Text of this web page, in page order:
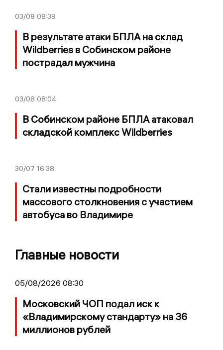
03/08 08:39
В результате атаки БПЛА на склад
Wildberries в Собинском районе
пострадал мужчина
03/08 08:04
В Собинском районе БПЛА атаковал
складской комплекс Wildberries
30/07 16:38
Стали известны подробности
массового столкновения с участием
автобуса во Владимире
Главные новости
05/08/2026 08:30
Московский ЧОП подал иск к
«Владимирскому стандарту» на 36
миллионов рублей